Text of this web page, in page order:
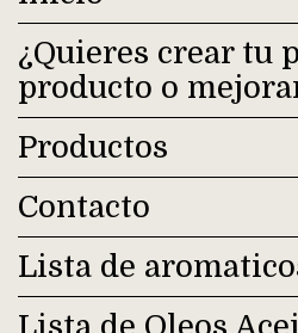
¿Quieres crear tu
producto o
Productos
Contacto
Lista de
Lista de Oleos